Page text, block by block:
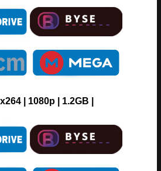
x264 | 1080p | 1.2GB |